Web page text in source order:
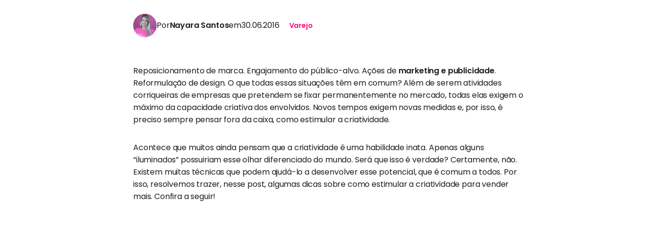
PorNayara Santosem30.06.2016 Varejo
Reposicionamento de marca. Engajamento do público-alvo. Ações de marketing e publicidade.
Reformulação de design. O que todas essas situações têm em comum? Além de serem atividades
corriqueiras de empresas que pretendem se fixar permanentemente no mercado, todas elas exigem o
máximo da capacidade criativa dos envolvidos. Novos tempos exigem novas medidas e, por isso, é
preciso sempre pensar fora da caixa, como estimular a criatividade.
Acontece que muitos ainda pensam que a criatividade é uma habilidade inata. Apenas alguns
“iluminados” possuiriam esse olhar diferenciado do mundo. Será que isso é verdade? Certamente, não.
Existem muitas técnicas que podem ajudá-lo a desenvolver esse potencial, que é comum a todos. Por
isso, resolvemos trazer, nesse post, algumas dicas sobre como estimular a criatividade para vender
mais. Confira a seguir!